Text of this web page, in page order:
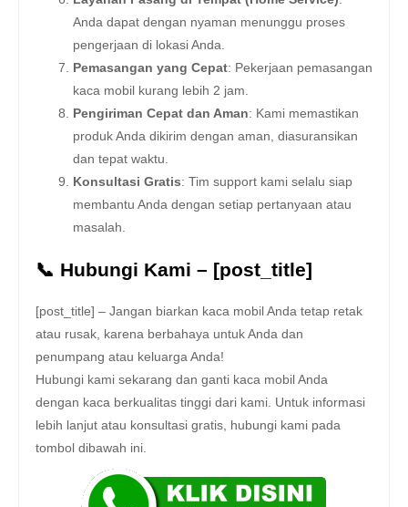
Anda dapat dengan nyaman menunggu proses
pengerjaan di lokasi Anda.
Pemasangan yang Cepat: Pekerjaan pemasangan
kaca mobil kurang lebih 2 jam.
Pengiriman Cepat dan Aman: Kami memastikan
produk Anda dikirim dengan aman, diasuransikan
dan tepat waktu.
Konsultasi Gratis: Tim support kami selalu siap
membantu Anda dengan setiap pertanyaan atau
masalah.
📞 Hubungi Kami – [post_title]
[post_title] – Jangan biarkan kaca mobil Anda tetap retak
atau rusak, karena berbahaya untuk Anda dan
penumpang atau keluarga Anda!
Hubungi kami sekarang dan ganti kaca mobil Anda
dengan kaca berkualitas tinggi dari kami. Untuk informasi
lebih lanjut atau konsultasi gratis, hubungi kami pada
tombol dibawah ini.